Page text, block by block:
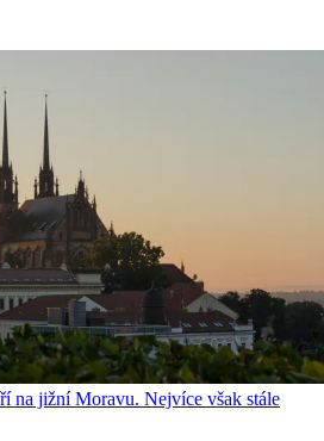
na jižní Moravu. Nejvíce však stále